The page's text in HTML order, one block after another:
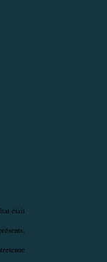
était